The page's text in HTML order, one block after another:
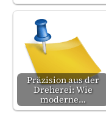
Präzision aus der
Dreherei: Wie
moderne…